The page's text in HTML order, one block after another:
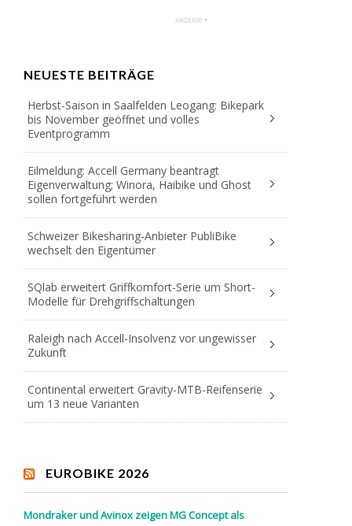
NEUESTE BEITRÄGE
Herbst-Saison in Saalfelden Leogang: Bikepark
bis November geöffnet und volles
Eventprogramm
Eilmeldung: Accell Germany beantragt
Eigenverwaltung; Winora, Haibike und Ghost
sollen fortgeführt werden
Schweizer Bikesharing-Anbieter PubliBike
wechselt den Eigentümer
SQlab erweitert Griffkomfort-Serie um Short-
Modelle für Drehgriffschaltungen
Raleigh nach Accell-Insolvenz vor ungewisser
Zukunft
Continental erweitert Gravity-MTB-Reifenserie
um 13 neue Varianten
EUROBIKE 2026
Mondraker und Avinox zeigen MG Concept als